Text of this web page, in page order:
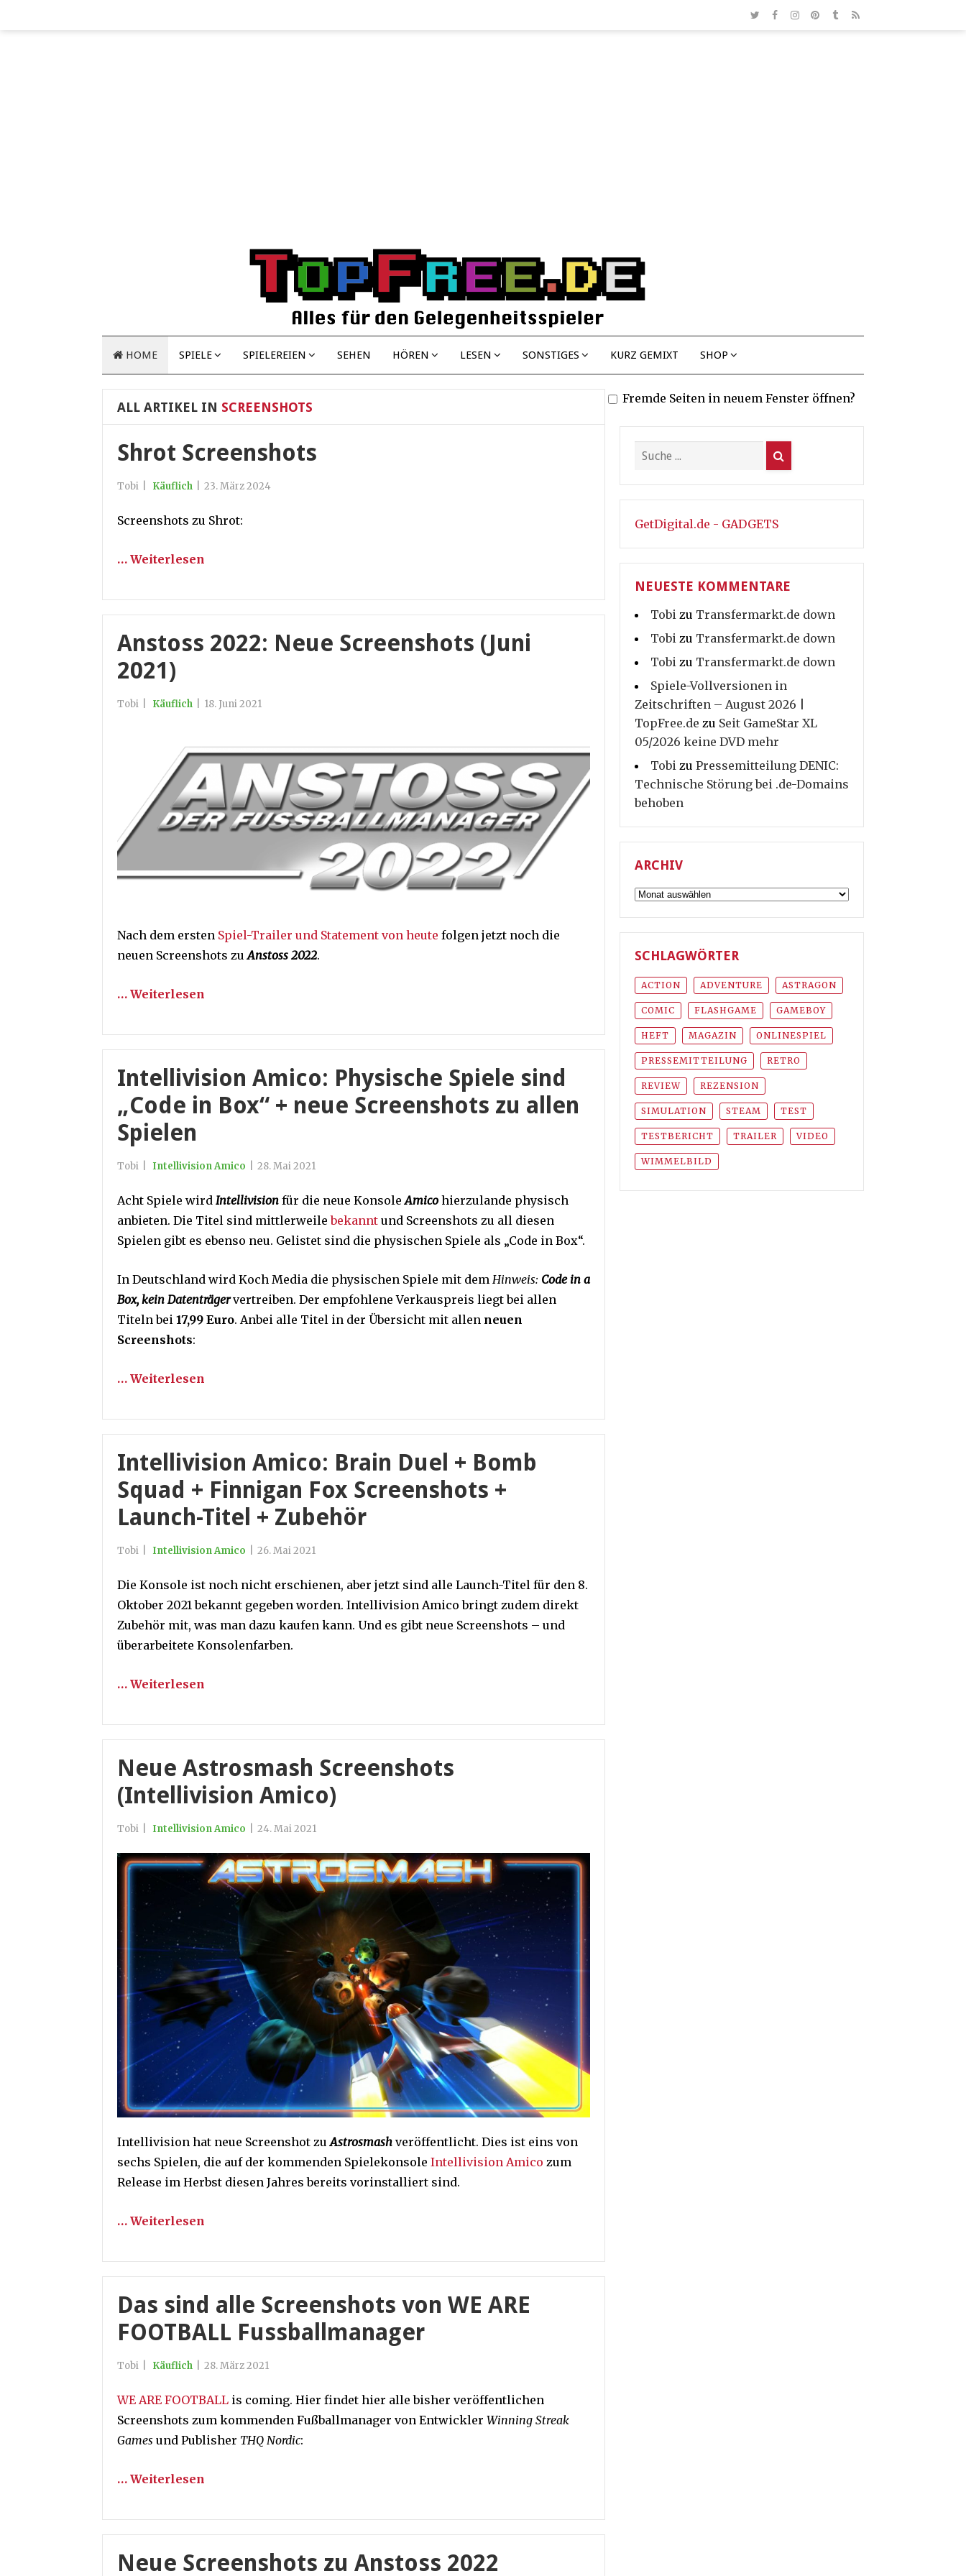
HOME SPIELE SPIELEREIEN SEHEN HÖREN LESEN SONSTIGES KURZ GEMIXT SHOP
ALL ARTIKEL IN SCREENSHOTS
Shrot Screenshots
Tobi Käuflich 23. März 2024
Screenshots zu Shrot:
… Weiterlesen
Anstoss 2022: Neue Screenshots (Juni
2021)
Tobi Käuflich 18. Juni 2021
Nach dem ersten Spiel-Trailer und Statement von heute folgen jetzt noch die
neuen Screenshots zuAnstoss 2022.
… Weiterlesen
Intellivision Amico: Physische Spiele sind
„Code in Box“ + neue Screenshots zu allen
Spielen
Tobi Intellivision Amico 28. Mai 2021
Acht Spiele wird Intellivision für die neue KonsoleAmico hierzulande physisch
anbieten. Die Titel sind mittlerweilebekannt und Screenshots zu all diesen
Spielen gibt es ebenso neu. Gelistet sind die physischen Spiele als „Code in Box“.
In Deutschland wird Koch Media die physischen Spiele mit dem Hinweis: Code in a
Box, kein Datenträgervertreiben. Der empfohlene Verkauspreis liegt bei allen
Titeln bei 17,99 Euro. Anbei alle Titel in der Übersicht mit allen neuen
Screenshots:
… Weiterlesen
Intellivision Amico: Brain Duel + Bomb
Squad + Finnigan Fox Screenshots +
Launch-Titel + Zubehör
Tobi Intellivision Amico 26. Mai 2021
Die Konsole ist noch nicht erschienen, aber jetzt sind alle Launch-Titel für den 8.
Oktober 2021 bekannt gegeben worden. Intellivision Amico bringt zudem direkt
Zubehör mit, was man dazu kaufen kann. Und es gibt neue Screenshots – und
überarbeitete Konsolenfarben.
… Weiterlesen
Neue Astrosmash Screenshots
(Intellivision Amico)
Tobi Intellivision Amico 24. Mai 2021
Intellivision hat neue Screenshot zuAstrosmash veröffentlicht. Dies ist eins von
sechs Spielen, die auf der kommenden Spielekonsole Intellivision Amico zum
Release im Herbst diesen Jahres bereits vorinstalliert sind.
… Weiterlesen
Das sind alle Screenshots von WE ARE
FOOTBALL Fussballmanager
Tobi Käuflich 28. März 2021
WE ARE FOOTBALL is coming. Hier findet hier alle bisher veröffentlichen
Screenshots zum kommenden Fußballmanager von Entwickler Winning Streak
Games und Publisher THQ Nordic:
… Weiterlesen
Neue Screenshots zu Anstoss 2022
Fremde Seiten in neuem Fenster öffnen?
GetDigital.de - GADGETS
NEUESTE KOMMENTARE
Tobi zu Transfermarkt.de down
Tobi zu Transfermarkt.de down
Tobi zu Transfermarkt.de down
Spiele-Vollversionen in
Zeitschriften – August 2026 |
TopFree.de zu Seit GameStar XL
05/2026 keine DVD mehr
Tobi zu Pressemitteilung DENIC:
Technische Störung bei .de-Domains
behoben
ARCHIV
Archiv
SCHLAGWÖRTER
ACTION ADVENTURE ASTRAGON
COMIC FLASHGAME GAMEBOY
HEFT MAGAZIN ONLINESPIEL
PRESSEMITTEILUNG RETRO
REVIEW REZENSION
SIMULATION STEAM TEST
TESTBERICHT TRAILER VIDEO
WIMMELBILD